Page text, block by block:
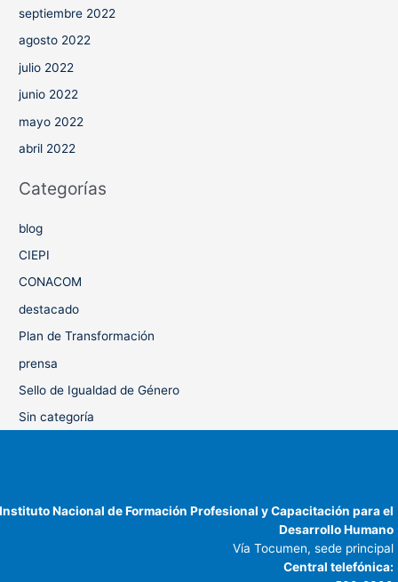
septiembre 2022
agosto 2022
julio 2022
junio 2022
mayo 2022
abril 2022
Categorías
blog
CIEPI
CONACOM
destacado
Plan de Transformación
prensa
Sello de Igualdad de Género
Sin categoría
Instituto Nacional de Formación Profesional y Capacitación para el
Desarrollo Humano
Vía Tocumen, sede principal
Central telefónica: